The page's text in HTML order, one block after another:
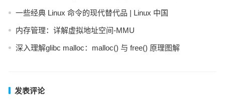
一些经典 Linux 命令的现代替代品 | Linux 中国
内存管理：详解虚拟地址空间-MMU
深入理解glibc malloc：malloc() 与 free() 原理图解
发表评论